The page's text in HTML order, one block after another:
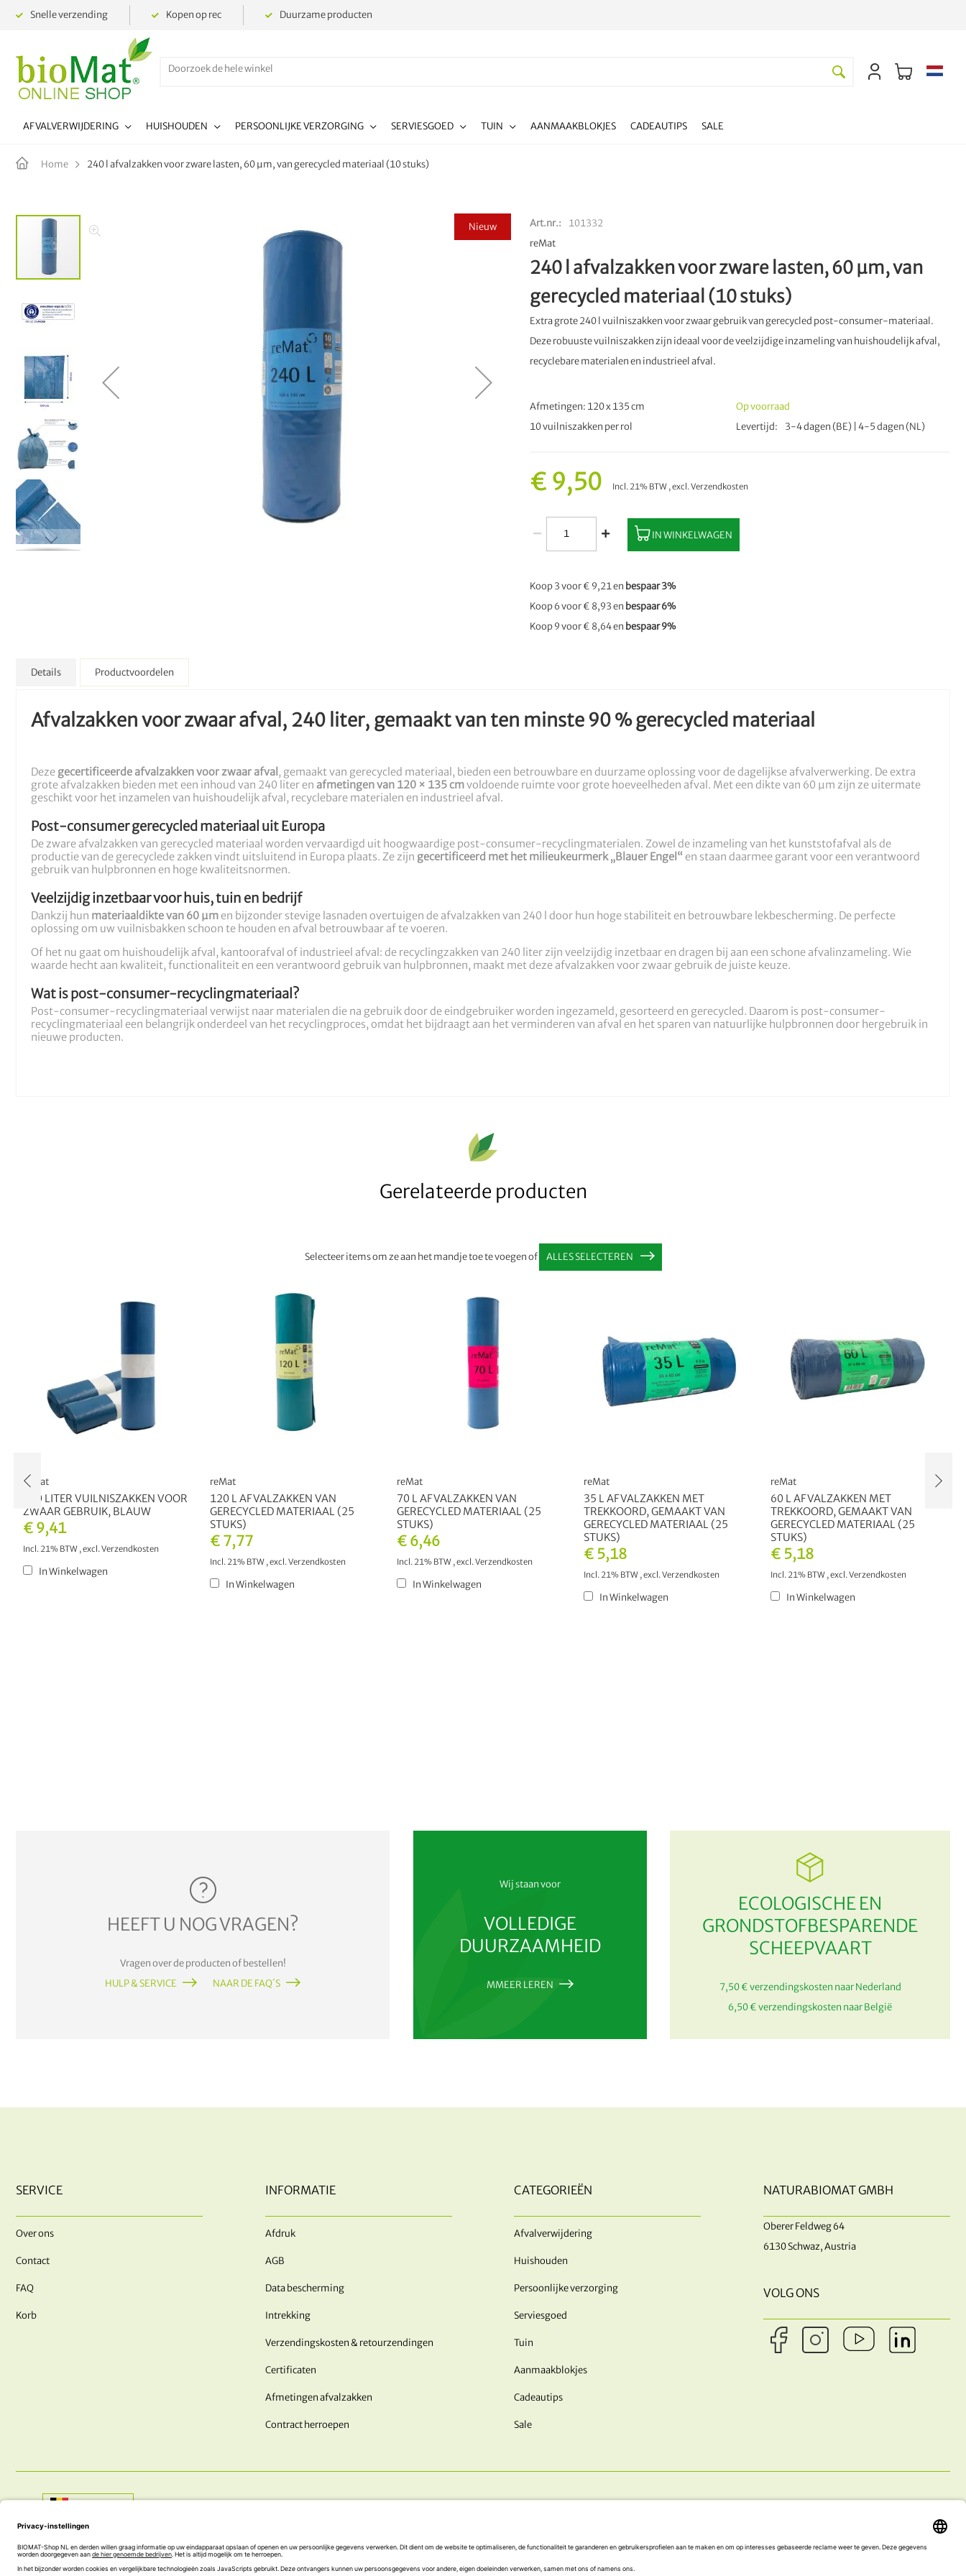
Snelle verzending Kopen op rec Duurzame producten
AFVALVERWIJDERING HUISHOUDEN PERSOONLIJKE VERZORGING SERVIESGOED TUIN AANMAAKBLOKJES CADEAUTIPS SALE
Home 240 l afvalzakken voor zware lasten, 60 µm, van gerecycled materiaal (10 stuks)
Nieuw Art.nr.
101332
reMat
240 l afvalzakken voor zware lasten, 60 µm, van
gerecycled materiaal (10 stuks)
Extra grote 240 l vuilniszakken voor zwaar gebruik van gerecycled post-consumer-materiaal.
Deze robuuste vuilniszakken zijn ideaal voor de veelzijdige inzameling van huishoudelijk afval,
recyclebare materialen en industrieel afval.
Afmetingen: 120 x 135 cm
10 vuilniszakken per rol
Op voorraad
Levertijd
3-4 dagen (BE) | 4-5 dagen (NL)
€ 9,50 Incl. 21% BTW ,excl.Verzendkosten
IN WINKELWAGEN
Koop 3 voor€ 9,21en bespaar3%
Koop 6 voor€ 8,93en bespaar6%
Koop 9 voor€ 8,64en bespaar9%
Details
Afvalzakken voor zwaar afval, 240 liter, gemaakt van ten minste 90 % gerecycled materiaal
Deze gecertificeerde afvalzakken voor zwaar afval , gemaakt van gerecycled materiaal, bieden een betrouwbare en duurzame oplossing voor de dagelijkse afvalverwerking. De extra
grote afvalzakken bieden met een inhoud van 240 liter en afmetingen van 120 × 135 cmvoldoende ruimte voor grote hoeveelheden afval. Met een dikte van 60 µm zijn ze uitermate
geschikt voor het inzamelen van huishoudelijk afval, recyclebare materialen en industrieel afval.
Post-consumer gerecycled materiaal uit Europa
De zware afvalzakken van gerecycled materiaal worden vervaardigd uit hoogwaardige post-consumer-recyclingmaterialen. Zowel de inzameling van het kunststofafval als de
productie van de gerecyclede zakken vindt uitsluitend in Europa plaats. Ze zijn gecertificeerd met het milieukeurmerk „Blauer Engel“ en staan daarmee garant voor een verantwoord
gebruik van hulpbronnen en hoge kwaliteitsnormen.
Veelzijdig inzetbaar voor huis, tuin en bedrijf
Dankzij hun materiaaldikte van 60 µm en bijzonder stevige lasnaden overtuigen de afvalzakken van 240 l door hun hoge stabiliteit en betrouwbare lekbescherming. De perfecte
oplossing om uw vuilnisbakken schoon te houden en afval betrouwbaar af te voeren.
Of het nu gaat om huishoudelijk afval, kantoorafval of industrieel afval: de recyclingzakken van 240 liter zijn veelzijdig inzetbaar en dragen bij aan een schone afvalinzameling. Wie
waarde hecht aan kwaliteit, functionaliteit en een verantwoord gebruik van hulpbronnen, maakt met deze afvalzakken voor zwaar gebruik de juiste keuze.
Wat is post-consumer-recyclingmateriaal?
Post-consumer-recyclingmateriaal verwijst naar materialen die na gebruik door de eindgebruiker worden ingezameld, gesorteerd en gerecycled. Daarom is post-consumer-
recyclingmateriaal een belangrijk onderdeel van het recyclingproces, omdat het bijdraagt aan het verminderen van afval en het sparen van natuurlijke hulpbronnen door hergebruik in
nieuwe producten.
Productvoordelen
Gerelateerde producten
Selecteer items om ze aan het mandje toe te voegen of ALLES SELECTEREN
€ 9,41
Incl. 21% BTW ,excl.Verzendkosten
reMat
120 LITER VUILNISZAKKEN VOOR
ZWAAR GEBRUIK, BLAUW
In Winkelwagen
€ 7,77
Incl. 21% BTW ,excl.Verzendkosten
reMat
120 L AFVALZAKKEN VAN
GERECYCLED MATERIAAL (25
STUKS)
In Winkelwagen
€ 6,46
Incl. 21% BTW ,excl.Verzendkosten
reMat
70 L AFVALZAKKEN VAN
GERECYCLED MATERIAAL (25
STUKS)
In Winkelwagen
€ 5,18
Incl. 21% BTW ,excl.Verzendkosten
reMat
35 L AFVALZAKKEN MET
TREKKOORD, GEMAAKT VAN
GERECYCLED MATERIAAL (25
STUKS)
In Winkelwagen
€ 5,18
Incl. 21% BTW ,excl.Verzendkosten
reMat
60 L AFVALZAKKEN MET
TREKKOORD, GEMAAKT VAN
GERECYCLED MATERIAAL (25
STUKS)
In Winkelwagen
HEEFT U NOG VRAGEN?
Vragen over de producten of bestellen!
HULP & SERVICE
NAAR DE FAQ´S
Wij staan voor
VOLLEDIGE
DUURZAAMHEID
MMEER LEREN
ECOLOGISCHE EN
GRONDSTOFBESPARENDE
SCHEEPVAART
7,50 € verzendingskosten naar Nederland
6,50 € verzendingskosten naar België
SERVICE
Over ons
Contact
FAQ
Korb
INFORMATIE
Afdruk
AGB
Data bescherming
Intrekking
Verzendingskosten & retourzendingen
Certificaten
Afmetingen afvalzakken
Contract herroepen
CATEGORIEËN
Afvalverwijdering
Huishouden
Persoonlijke verzorging
Serviesgoed
Tuin
Aanmaakblokjes
Cadeautips
Sale
NATURABIOMAT GMBH
Oberer Feldweg 64
6130 Schwaz, Austria
VOLG ONS
HEEFT U NOG VRAGEN? WE ZIJN HIER VOOR JOU! ONZE BETALINGSMETHODEN